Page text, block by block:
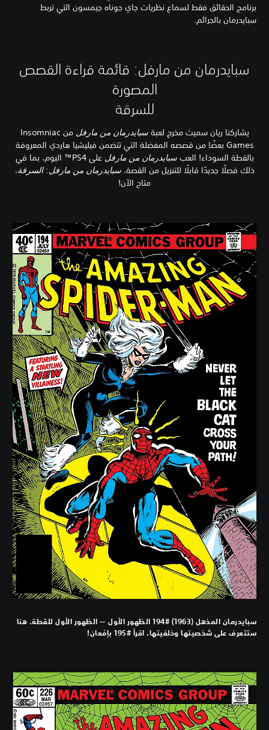
برنامج الحقائق فقط لسماع نظريات جاي جوناه جيمسون التي تربط
سبايدرمان بالجرائم.
سبايدرمان من مارفل: قائمة قراءة القصص
المصورة
للسرقة
يشاركنا ريان سميث مخرج لعبةسبايدرمان من مارفل
من Insomniac
Games بعضًا من قصصه المفضلة التي تتضمن فيليشيا هاردي المعروفة
بالقطة السوداء! العبسبايدرمان من مارفل
على PS4™ اليوم، بما في
ذلك فصلًا جديدًا قابلًا للتنزيل من القصة،سبايدرمان من مارفل:السرقة،
متاح الآن!
سبايدرمان المذهل (1963) #194 الظهور الأول — الظهور الأول للقطة. هنا
ستتعرف على شخصيتها وخلفيتها. اقرأ #195 بإمْعان!